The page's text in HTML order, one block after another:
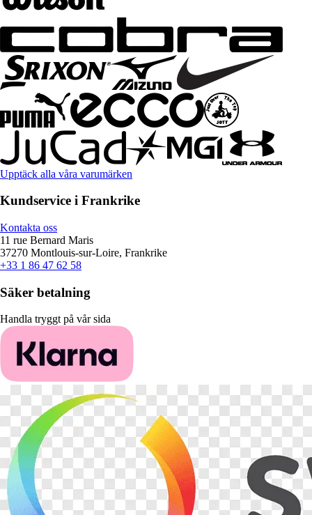
Upptäck alla våra varumärken
Kundservice i Frankrike
Kontakta oss
11 rue Bernard Maris
37270 Montlouis-sur-Loire, Frankrike
+33 1 86 47 62 58
Säker betalning
Handla tryggt på vår sida